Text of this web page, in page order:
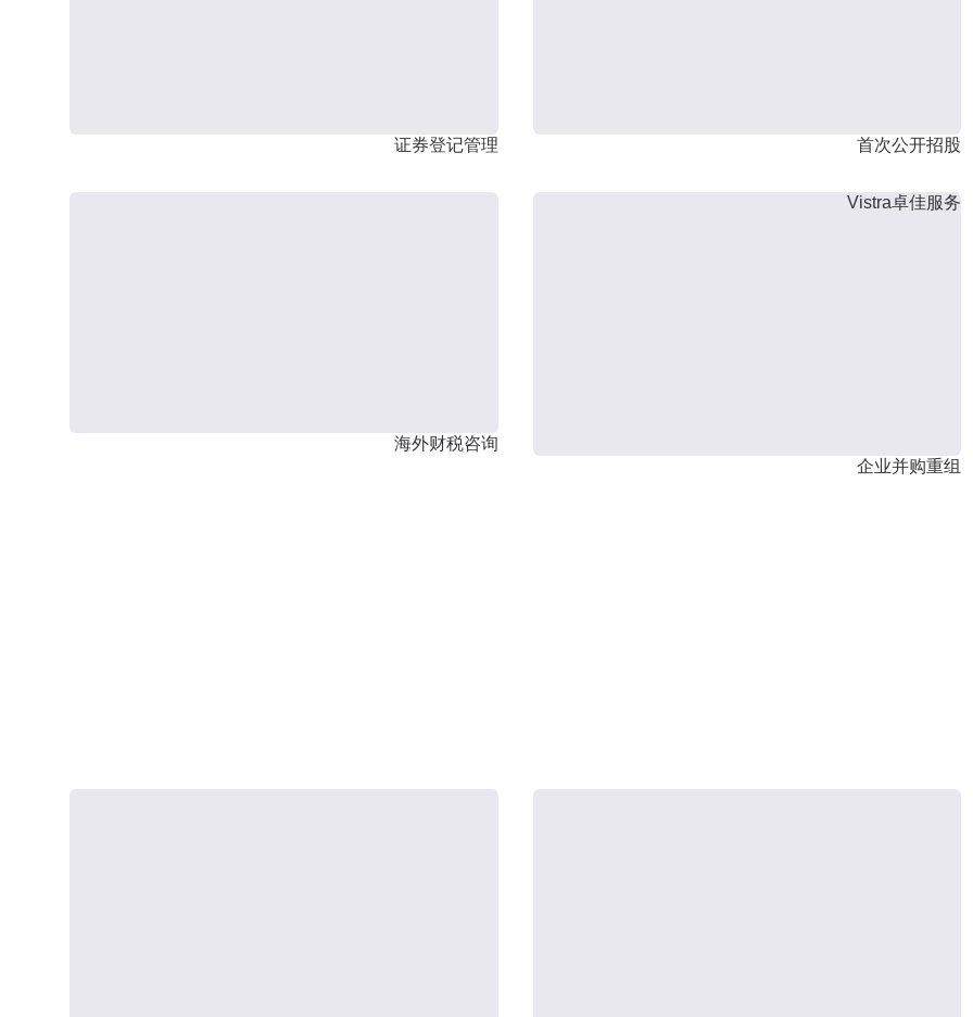
证券登记管理 首次公开招股
海外财税咨询
Vistra卓佳服务
企业并购重组